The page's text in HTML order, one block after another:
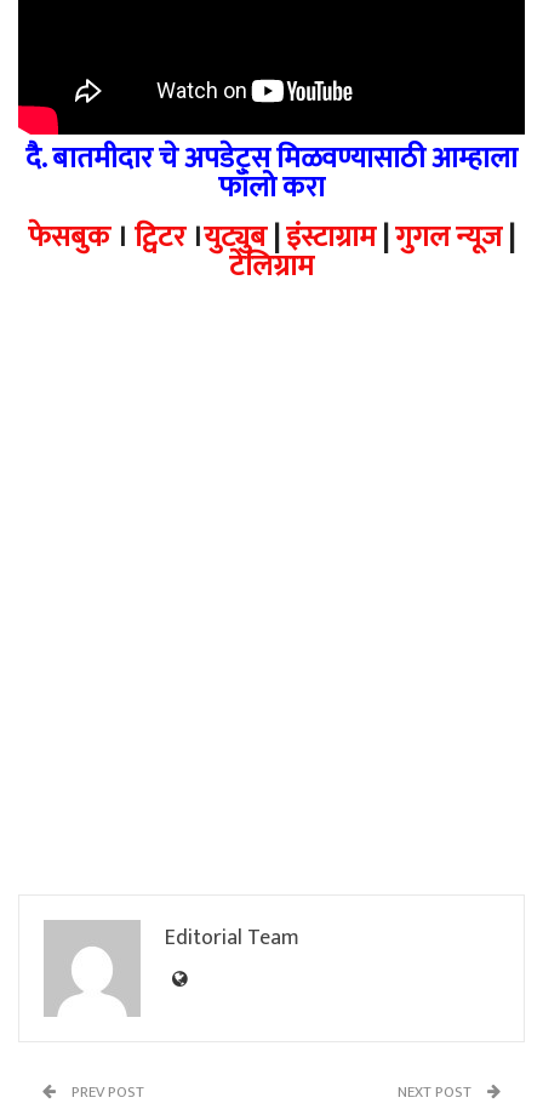
दै. बातमीदार चे अपडेट्स मिळवण्यासाठी आम्हाला
फॉलो करा
फेसबुक। ट्विटर।युट्युब|इंस्टाग्राम|गुगल न्यूज|
टेलिग्राम
Editorial Team
PREV POST NEXT POST